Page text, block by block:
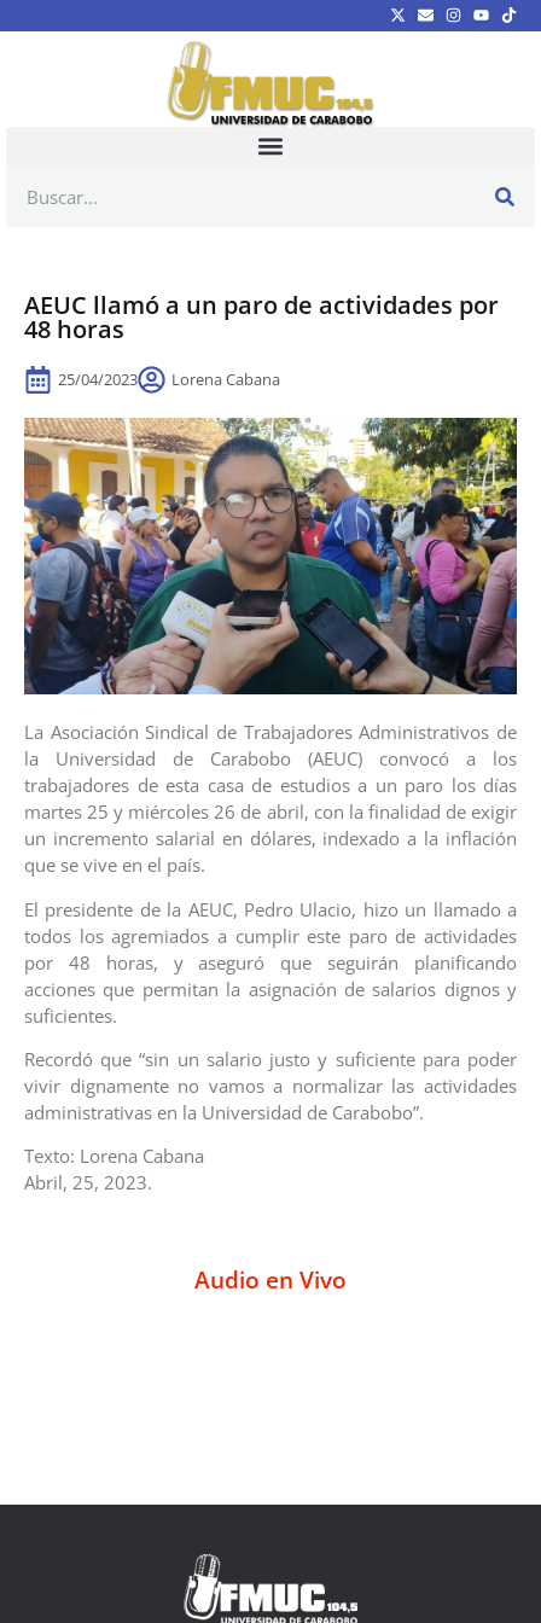
AEUC llamó a un paro de actividades por
48 horas
25/04/2023 Lorena Cabana
La Asociación Sindical de Trabajadores Administrativos de
la Universidad de Carabobo (AEUC) convocó a los
trabajadores de esta casa de estudios a un paro los días
martes 25 y miércoles 26 de abril, con la finalidad de exigir
un incremento salarial en dólares, indexado a la inflación
que se vive en el país.
El presidente de la AEUC, Pedro Ulacio, hizo un llamado a
todos los agremiados a cumplir este paro de actividades
por 48 horas, y aseguró que seguirán planificando
acciones que permitan la asignación de salarios dignos y
suficientes.
Recordó que “sin un salario justo y suficiente para poder
vivir dignamente no vamos a normalizar las actividades
administrativas en la Universidad de Carabobo”.
Texto: Lorena Cabana
Abril, 25, 2023.
Audio en Vivo